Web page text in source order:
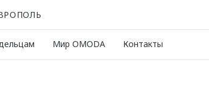
Мир OMODA Контакты